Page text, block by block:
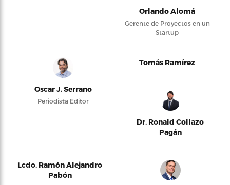
Orlando Alomá
Gerente de Proyectos en un
Startup
Oscar J. Serrano
Periodista Editor
Tomás Ramírez
Dr. Ronald Collazo
Pagán
Lcdo. Ramón Alejandro
Pabón